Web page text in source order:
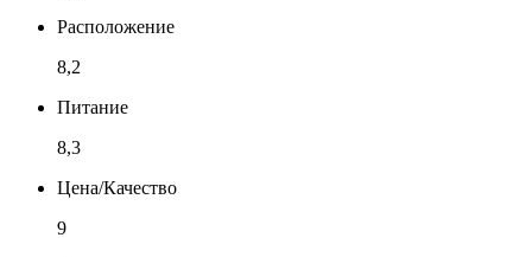
Расположение
8,2
Питание
8,3
Цена/Качество
9